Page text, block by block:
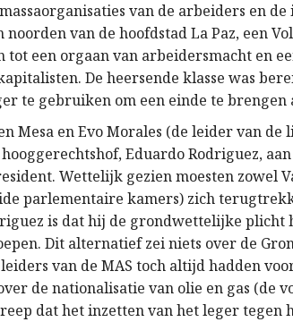
van de arbeiders en
van de hoofdstad La Paz, een
een orgaan van arbeidersmacht en
De heersende klasse was
te gebruiken om een einde te brengen
Mesa en Evo Morales (de leider van de
Eduardo Rodriguez,
Wettelijk gezien moesten zowel
parlementaire kamers) zich
is dat hij de grondwettelijke plicht
Dit alternatief zei niets over de
van de MAS toch altijd hadden
de nationalisatie van olie en gas (de
dat het inzetten van het leger tegen